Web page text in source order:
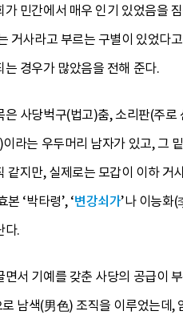
가 민간에서 매우 인기 있었음을
거사라고 부르는 구별이 있었다
는 경우가 많았음을 전해 준다.
은 사당벅구(법고)춤, 소리판(주
라는 우두머리 남자가 있고, 그
같지만, 실제로는 모갑이 이하
‘박타령’, ‘변강쇠가’나 이능화
다.
면서 기예를 갖춘 사당의 공급이
남색(男色) 조직을 이루었는데,